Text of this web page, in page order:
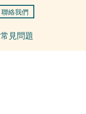
聯絡我們
常見問題